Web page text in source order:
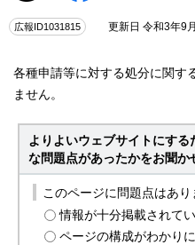
広報ID1031815 更新日 令和3年9
各種申請等に対する処分に関す
ません。
よりよいウェブサイトにす
な問題点があったかをお聞か
このページに問題点はあり
情報が十分掲載されて
ページの構成がわかり